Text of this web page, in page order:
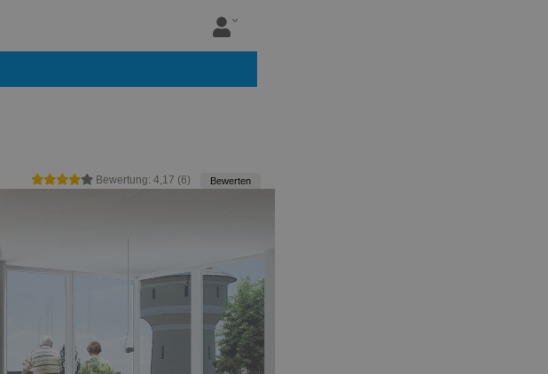
Bewertung: 4,17 (6) Bewerten